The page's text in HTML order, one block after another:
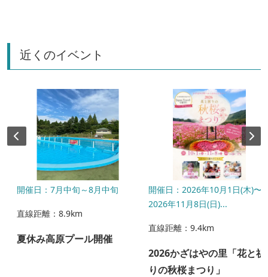
近くのイベント
開催日：7月中旬～8月中旬
直線距離：8.9km
夏休み高原プール開催
開催日：2026年10月1日(木)〜
2026年11月8日(日)...
直線距離：9.4km
2026かざはやの里「花と祈
りの秋桜まつり」